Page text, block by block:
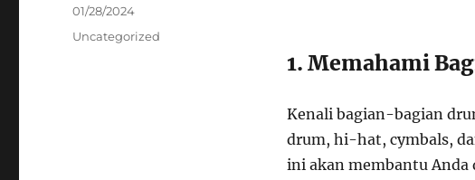
1. Memahami
Kenali bagian-bagian
drum, hi-hat, cymbals,
ini akan membantu
Posted
on
01/28/2024
Categories
Uncategorized